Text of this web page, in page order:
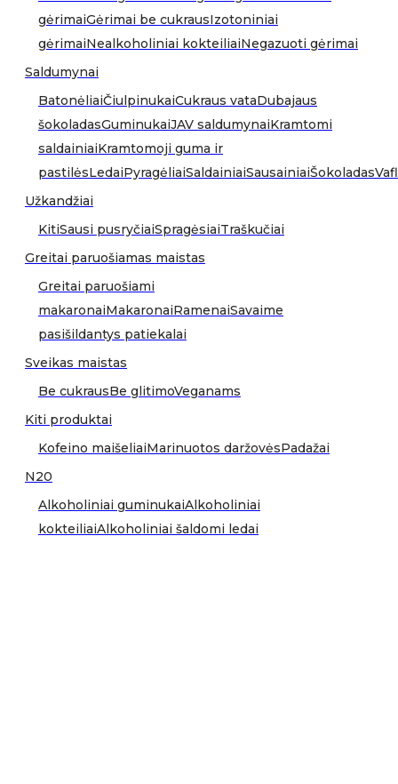
gėrimaiGėrimai be cukrausIzotoniniai
gėrimaiNealkoholiniai kokteiliaiNegazuoti gėrimai
Saldumynai
BatonėliaiČiulpinukaiCukraus vataDubajaus
šokoladasGuminukaiJAV saldumynaiKramtomi
saldainiaiKramtomoji guma ir
pastilėsLedaiPyragėliaiSaldainiaiSausainiaiŠokoladas
Užkandžiai
KitiSausi pusryčiaiSpragėsiaiTraškučiai
Greitai paruošiamas maistas
Greitai paruošiami
makaronaiMakaronaiRamenaiSavaime
pasišildantys patiekalai
Sveikas maistas
Be cukrausBe glitimoVeganams
Kiti produktai
Kofeino maišeliaiMarinuotos daržovėsPadažai
N20
Alkoholiniai guminukaiAlkoholiniai
kokteiliaiAlkoholiniai šaldomi ledai